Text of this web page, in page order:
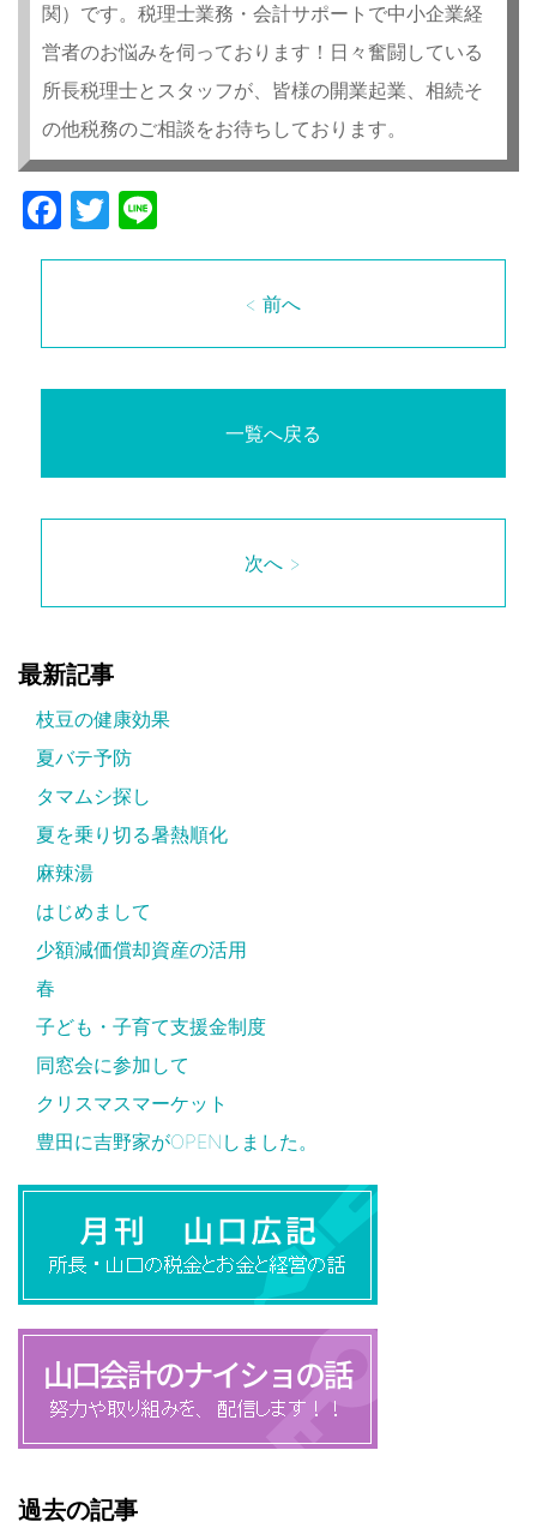
関）です。税理士業務・会計サポートで中小企業経
営者のお悩みを伺っております！日々奮闘している
所長税理士とスタッフが、皆様の開業起業、相続そ
の他税務のご相談をお待ちしております。
Facebook
Twitter
< 前へ
一覧へ戻る
次へ >
最新記事
枝豆の健康効果
夏バテ予防
タマムシ探し
夏を乗り切る暑熱順化
麻辣湯
はじめまして
少額減価償却資産の活用
春
子ども・子育て支援金制度
同窓会に参加して
クリスマスマーケット
豊田に吉野家がOPENしました。
過去の記事